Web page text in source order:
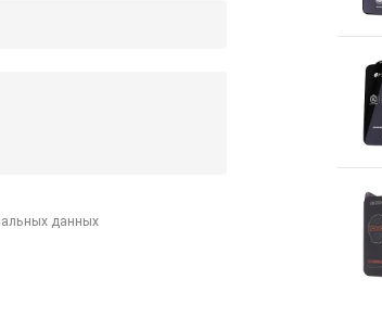
данных